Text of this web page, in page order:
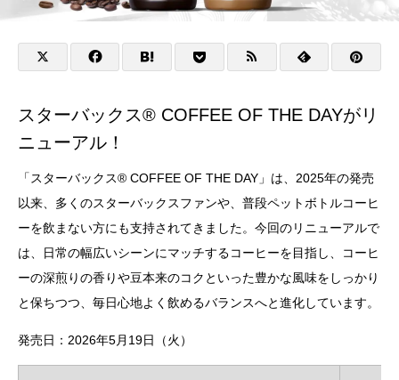
スターバックス® COFFEE OF THE DAYがリ
ニューアル！
「スターバックス® COFFEE OF THE DAY」は、2025年の発売
以来、多くのスターバックスファンや、普段ペットボトルコーヒ
ーを飲まない方にも支持されてきました。今回のリニューアルで
は、日常の幅広いシーンにマッチするコーヒーを目指し、コーヒ
ーの深煎りの香りや豆本来のコクといった豊かな風味をしっかり
と保ちつつ、毎日心地よく飲めるバランスへと進化しています。
発売日：2026年5月19日（火）